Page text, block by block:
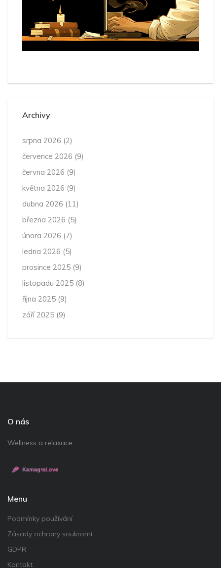
Archivy
srpna 2026 (2)
července 2026 (9)
června 2026 (9)
května 2026 (9)
dubna 2026 (11)
března 2026 (5)
února 2026 (7)
ledna 2026 (5)
prosince 2025 (9)
listopadu 2025 (8)
října 2025 (9)
září 2025 (9)
O nás
Wellness a relaxace
Menu
Podmínky používání
Zásady ochrany soukromí
GDPR
Kontakt